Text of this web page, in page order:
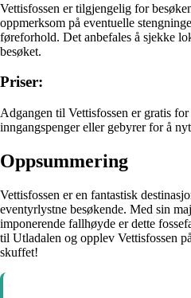
Vettisfossen er tilgjengelig for
oppmerksom på eventuelle
føreforhold. Det anbefales å sjekke
besøket.
Priser:
Adgangen til Vettisfossen er gratis
inngangspenger eller gebyrer for å
Oppsummering
Vettisfossen er en fantastisk
eventyrlystne besøkende. Med sin
imponerende fallhøyde er dette
til Utladalen og opplev Vettisfossen
skuffet!